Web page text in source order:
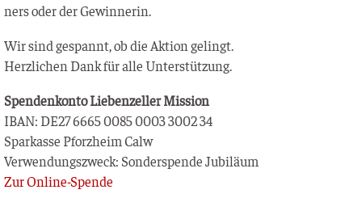
ners oder der Gewinnerin.
Wir sind gespannt, ob die Akti­on gelingt.
Herz­li­chen Dank für alle Unterstützung.
Spen­den­kon­to Lie­ben­zel­ler Mission
IBAN: DE27 6665 0085 0003 3002 34
Spar­kas­se Pforz­heim Calw
Ver­wen­dungs­zweck: Son­der­spen­de Jubiläum
Zur Online-Spen­de